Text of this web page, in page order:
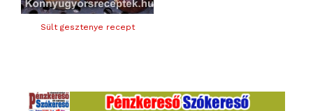
Sült gesztenye recept